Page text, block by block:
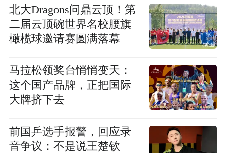
北大Dragons问鼎云顶！第
二届云顶碗世界名校腰旗
橄榄球邀请赛圆满落幕
马拉松领奖台悄悄变天：
这个国产品牌，正把国际
大牌挤下去
前国乒选手报警，回应录
音争议：不是说王楚钦